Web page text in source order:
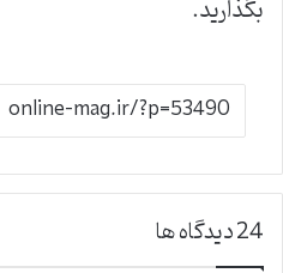
بگذارید.
‫24 دیدگاه ها